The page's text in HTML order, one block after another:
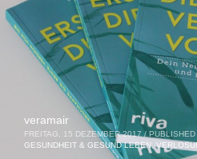
veramair
FREITAG, 15 DEZEMBER 2017 / PUBLISHED
GESUNDHEIT & GESUND LEBEN,